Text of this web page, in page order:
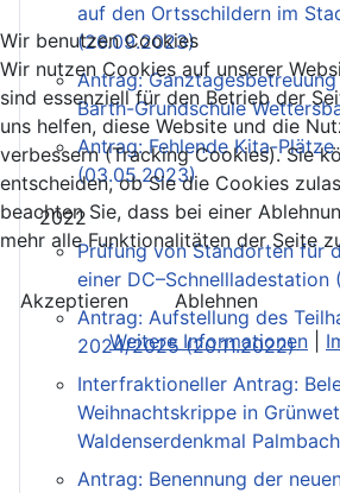
auf den Ortsschildern im
(26.09.2023)
Antrag:
Barth-Grundschule
Antrag: Fehlende Kita-
(03.05.2023)
2022
Prüfung von Standorten für
einer DC–Schnellladestation
Antrag: Aufstellung des
2024/2025 (20.11.2022)
Interfraktioneller Antrag:
Weihnachtskrippe in
Waldenserdenkmal
Antrag: Benennung der
Wir benutzen Cookies
Wir nutzen Cookies auf unserer
sind essenziell für den Betrieb der
uns helfen, diese Website und die
verbessern (Tracking Cookies). Sie
entscheiden, ob Sie die Cookies
beachten Sie, dass bei einer
mehr alle Funktionalitäten der Seite
Akzeptieren
Ablehnen
Weitere Informationen